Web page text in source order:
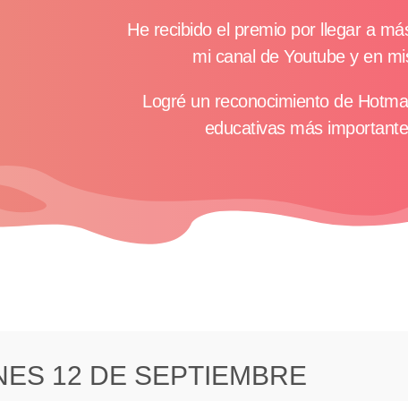
He recibido el premio por llegar a
mi canal de Youtube y en
Logré un reconocimiento de
educativas más
12 DE SEPTIEMBRE